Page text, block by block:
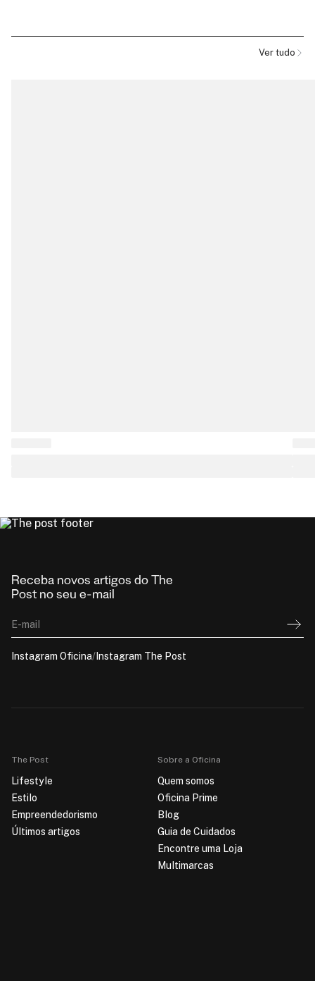
Ver tudo
Receba novos artigos do The
Post no seu e-mail
E-mail
Instagram Oficina/ Instagram The Post
The Post
Lifestyle
Estilo
Empreendedorismo
Últimos artigos
Sobre a Oficina
Quem somos
Oficina Prime
Blog
Guia de Cuidados
Encontre uma Loja
Multimarcas